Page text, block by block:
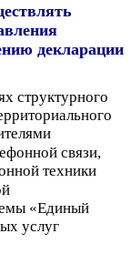
декларации
структурного
связи,
техники
«Единый
услуг